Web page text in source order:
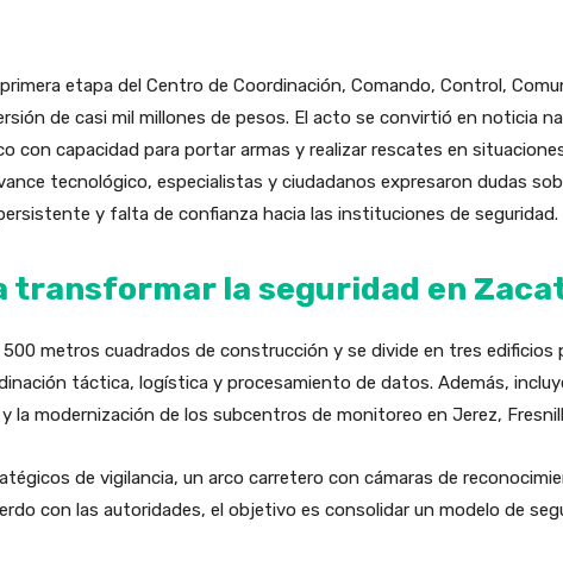
etapa del Centro de Coordinación, Comando, Control,
de casi mil millones de pesos. El acto se convirtió en noticia
capacidad para portar armas y realizar rescates en
tecnológico, especialistas y ciudadanos expresaron dudas
y falta de confianza hacia las instituciones de seguridad.
transformar la seguridad en
metros cuadrados de construcción y se divide en tres edificios
táctica, logística y procesamiento de datos. Además,
la modernización de los subcentros de monitoreo en Jerez,
de vigilancia, un arco carretero con cámaras de
con las autoridades, el objetivo es consolidar un modelo de